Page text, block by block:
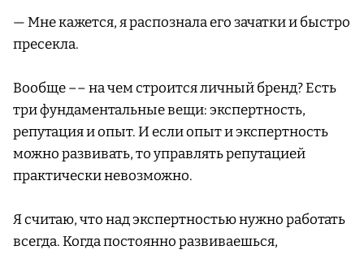
— Мне кажется, я распознала его зачатки и быстро
пресекла.
Вообще –– на чем строится личный бренд? Есть
три фундаментальные вещи: экспертность,
репутация и опыт. И если опыт и экспертность
можно развивать, то управлять репутацией
практически невозможно.
Я считаю, что над экспертностью нужно работать
всегда. Когда постоянно развиваешься,